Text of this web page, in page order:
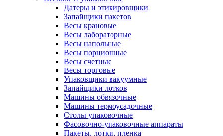
Датеры и этикировщики
Запайщики пакетов
Весы крановые
Весы лабораторные
Весы напольные
Весы порционные
Весы счетные
Весы торговые
Упаковщики вакуумные
Запайщики лотков
Машины обвязочные
Машины термоусадочные
Столы упаковочные
Фасовочно-упаковочные аппараты
Пакеты, лотки, пленка